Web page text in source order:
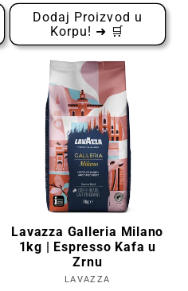
KOMADU
Dodaj Proizvod u
Korpu! ➜ 🛒
Lavazza Galleria Milano
1kg | Espresso Kafa u
Zrnu
Prodavac:
LAVAZZA